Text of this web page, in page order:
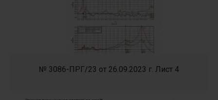
№ 3086-ПРГ/23 от 26.09.2023 г. Лист 4